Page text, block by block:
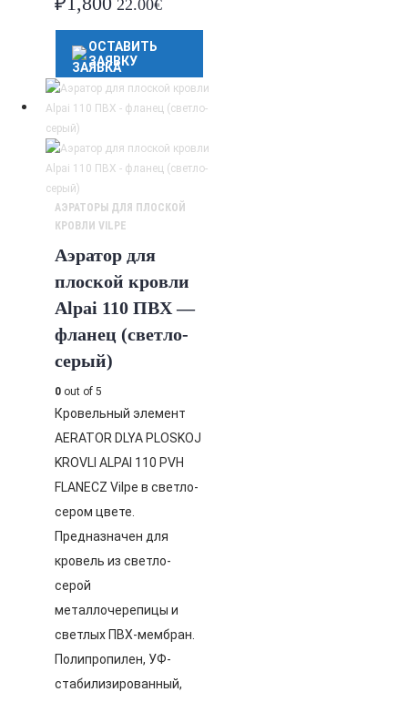
22.00€
ОСТАВИТЬ
ЗАЯВКУ
АЭРАТОРЫ ДЛЯ ПЛОСКОЙ
КРОВЛИ VILPE
Аэратор для
плоской кровли
Alpai 110 ПВХ —
фланец (светло-
серый)
0 out of 5
Кровельный элемент
AERATOR DLYA PLOSKOJ
KROVLI ALPAI 110 PVH
FLANECZ Vilpe в светло-
сером цвете.
Предназначен для
кровель из светло-
серой
металлочерепицы и
светлых ПВХ-мембран.
Полипропилен, УФ-
стабилизированный,